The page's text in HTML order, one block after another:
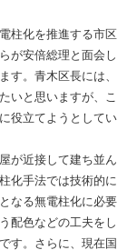
柱化を推進する市区
が安倍総理と面会し
す。青木区長には、
いと思いますが、こ
役立てようとしてい
が近接して建ち並ん
化手法では技術的に
なる無電柱化に必要
配色などの工夫をし
す。さらに、現在国